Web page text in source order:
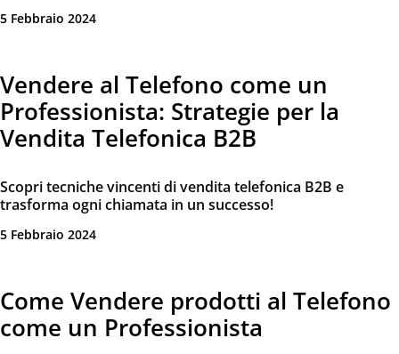
5 Febbraio 2024
Vendere al Telefono come un
Professionista: Strategie per la
Vendita Telefonica B2B
Scopri tecniche vincenti di vendita telefonica B2B e
trasforma ogni chiamata in un successo!
5 Febbraio 2024
Come Vendere prodotti al Telefono
come un Professionista